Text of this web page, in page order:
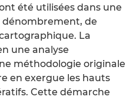
été utilisées dans une
de
La
une analyse
méthodologie originale
en exergue les hauts
Cette démarche